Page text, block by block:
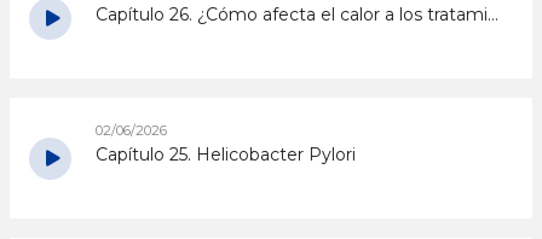
Capítulo 26. ¿Cómo afecta el calor a los tratamientos con medicamentos?
02/06/2026
Capítulo 25. Helicobacter Pylori